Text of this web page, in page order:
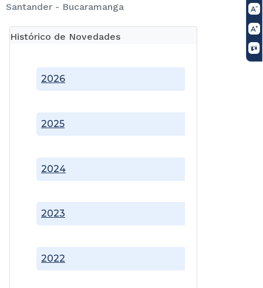
Santander - Bucaramanga
Histórico de Novedades
2022
2023
2024
2025
2026